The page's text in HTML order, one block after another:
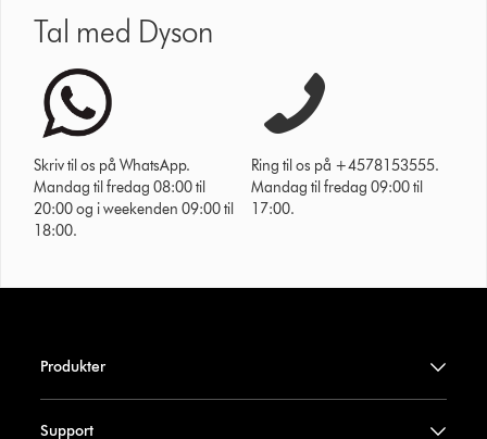
Tal med Dyson
Skriv til os på WhatsApp.
Mandag til fredag 08:00 til
20:00 og i weekenden 09:00 til
18:00.
Ring til os på +4578153555.
Mandag til fredag 09:00 til
17:00.
Produkter
Support